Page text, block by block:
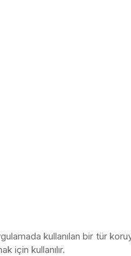
kullanılan bir tür
için kullanılır.